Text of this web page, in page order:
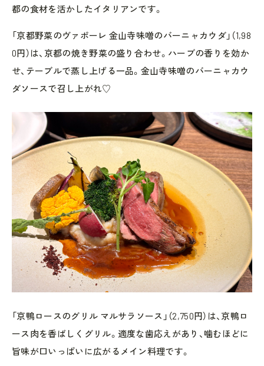
都の食材を活かしたイタリアンです。
「京都野菜のヴァポーレ 金山寺味噌のバーニャカウダ」（1,98
0円）は、京都の焼き野菜の盛り合わせ。ハーブの香りを効か
せ、テーブルで蒸し上げる一品。金山寺味噌のバーニャカウ
ダソースで召し上がれ♡
「京鴨ロースのグリル マルサラソース」（2,750円）は、京鴨ロ
ース肉を香ばしくグリル。適度な歯応えがあり、噛むほどに
旨味が口いっぱいに広がるメイン料理です。